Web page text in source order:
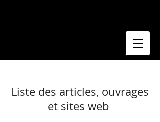
Liste des articles, ouvrages
et sites web